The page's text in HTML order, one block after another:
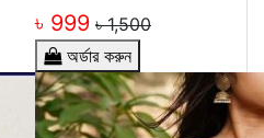
৳ 999 ৳ 1,500
অর্ডার করুন